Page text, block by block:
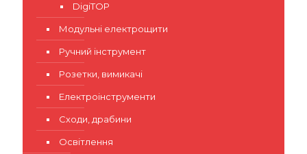
DigiTOP
Модульні електрощити
Ручний інструмент
Розетки, вимикачі
Електроінструменти
Сходи, драбини
Освітлення